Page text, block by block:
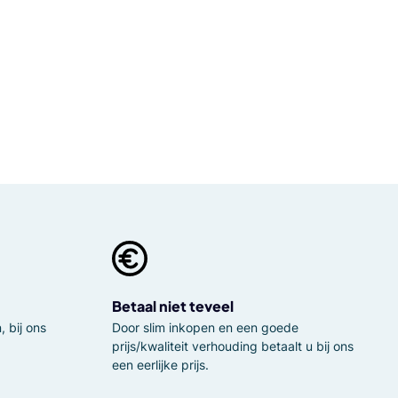
bij ons
Betaal niet teveel
Door slim inkopen en een goede
prijs/kwaliteit verhouding betaalt u bij ons
een eerlijke prijs.